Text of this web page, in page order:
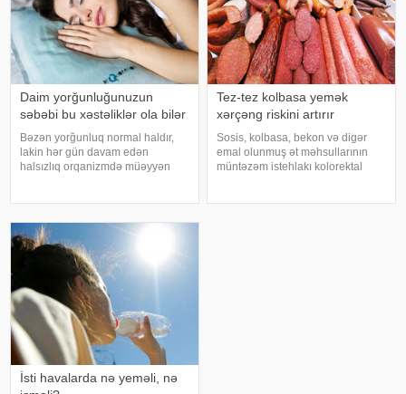
Daim yorğunluğunuzun
səbəbi bu xəstəliklər ola bilər
Bəzən yorğunluq normal haldır,
lakin hər gün davam edən
halsızlıq orqanizmdə müəyyən
qan azlığı, qalxanabənzər vəz
xəstəlikləri, şəkərl
Tez-tez kolbasa yemək
xərçəng riskini artırır
Sosis, kolbasa, bekon və digər
emal olunmuş ət məhsullarının
müntəzəm istehlakı kolorektal
İsti havalarda nə yeməli, nə